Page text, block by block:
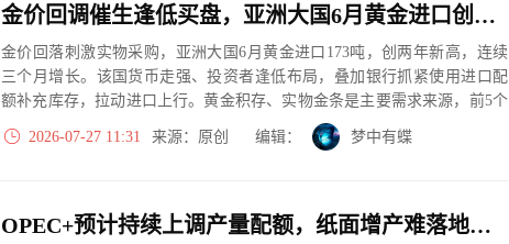
金价回调催生逢低买盘，亚洲大国6月黄金进口创两年新高
金价回落刺激实物采购，亚洲大国6月黄金进口173吨，创两年新高，连续
三个月增长。该国货币走强、投资者逢低布局，叠加银行抓紧使用进口配
额补充库存，拉动进口上行。黄金积存、实物金条是主要需求来源，前5个
月进口同比大增76%...
2026-07-27 11:31 来源：原创 编辑： 梦中有蝶
OPEC+预计持续上调产量配额，纸面增产难落地短期料不改供应紧缺局面